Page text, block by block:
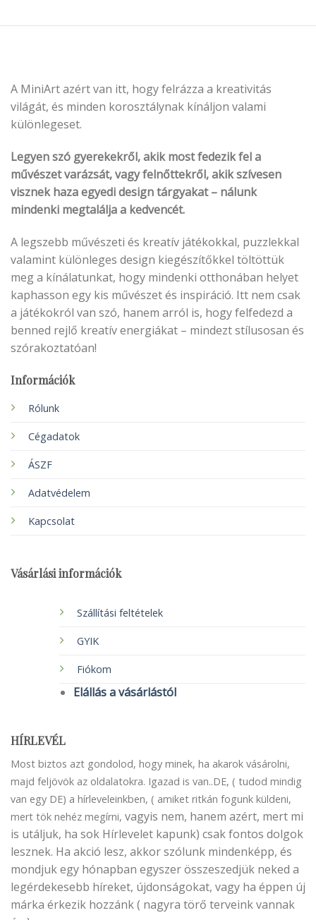
A MiniArt azért van itt, hogy felrázza a kreativitás
világát, és minden korosztálynak kínáljon valami
különlegeset.
Legyen szó gyerekekről, akik most fedezik fel a
művészet varázsát, vagy felnőttekről, akik szívesen
visznek haza egyedi design tárgyakat – nálunk
mindenki megtalálja a kedvencét.
A legszebb művészeti és kreatív játékokkal, puzzlekkal
valamint különleges design kiegészítőkkel töltöttük
meg a kínálatunkat, hogy mindenki otthonában helyet
kaphasson egy kis művészet és inspiráció. Itt nem csak
a játékokról van szó, hanem arról is, hogy felfedezd a
benned rejlő kreatív energiákat – mindezt stílusosan és
szórakoztatóan!
Információk
Rólunk
Cégadatok
ÁSZF
Adatvédelem
Kapcsolat
Vásárlási információk
Szállítási feltételek
GYIK
Fiókom
Elállás a vásárlástól
HÍRLEVÉL
Most biztos azt gondolod, hogy minek, ha akarok vásárolni,
majd feljövök az oldalatokra. Igazad is van..DE, ( tudod mindig
van egy DE) a hírleveleinkben, ( amiket ritkán fogunk küldeni,
mert tök nehéz megírni, vagyis nem, hanem azért, mert mi
is utáljuk, ha sok Hírlevelet kapunk) csak fontos dolgok
lesznek. Ha akció lesz, akkor szólunk mindenképp, és
mondjuk egy hónapban egyszer összeszedjük neked a
legérdekesebb híreket, újdonságokat, vagy ha éppen új
márka érkezik hozzánk ( nagyra törő terveink vannak